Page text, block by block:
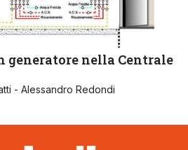
generatore nella Centrale
- Alessandro Redondi